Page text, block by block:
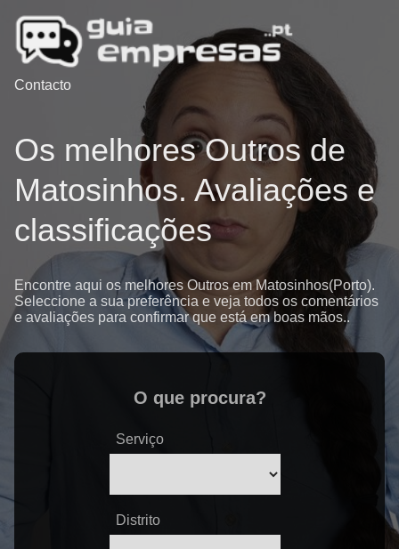
Contacto
Os melhores Outros de
Matosinhos. Avaliações e
classificações
Encontre aqui os melhores Outros em Matosinhos(Porto).
Seleccione a sua preferência e veja todos os comentários
e avaliações para confirmar que está em boas mãos..
O que procura?
Serviço
Distrito